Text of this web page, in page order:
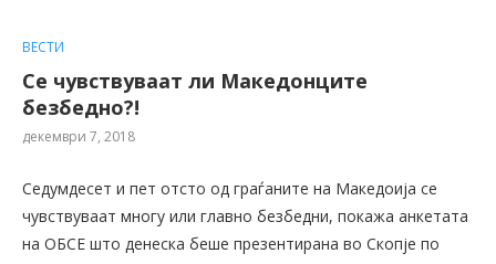
ВЕСТИ
Се чувствуваат ли Македонците
безбедно?!
декември 7, 2018
Седумдесет и пет отсто од граѓаните на Македоија се
чувствуваат многу или главно безбедни, покажа анкетата
на ОБСЕ што денеска беше презентирана во Скопје по